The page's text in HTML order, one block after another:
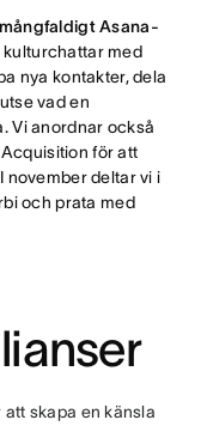
Asana-
med
nya kontakter, dela
vad en
Vi anordnar också
för att
november deltar vi i
och prata med
skapa en känsla